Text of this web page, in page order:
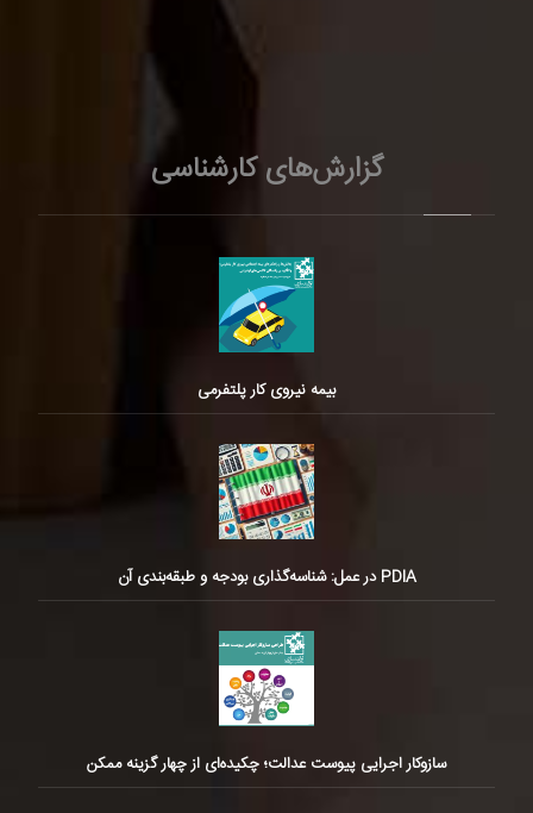
گزارش‌های کارشناسی
بیمه نیروی کار پلتفرمی
PDIA در عمل: شناسه‌گذاری بودجه و طبقه‌بندی آن
سازوکار اجرایی پیوست عدالت؛ چکیده‌ای از چهار گزینه ممکن